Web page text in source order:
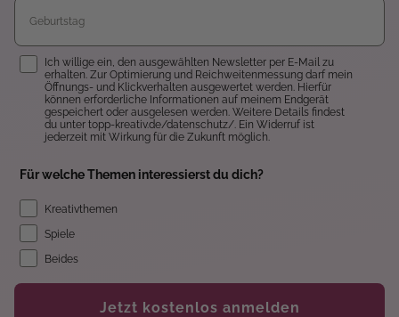
Einwilligung
Ich willige ein, den ausgewählten Newsletter per E-Mail zu
erhalten. Zur Optimierung und Reichweitenmessung darf mein
Öffnungs- und Klickverhalten ausgewertet werden. Hierfür
können erforderliche Informationen auf meinem Endgerät
gespeichert oder ausgelesen werden. Weitere Details findest
du unter topp-kreativ.de/datenschutz/. Ein Widerruf ist
jederzeit mit Wirkung für die Zukunft möglich.
Für welche Themen interessierst du dich?
Kreativthemen
Spiele
Beides
Jetzt kostenlos anmelden